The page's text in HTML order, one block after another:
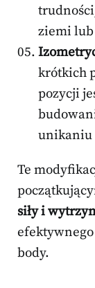
ziemi
krótkich
pozycji
unikaniu
Te
siły i
body.